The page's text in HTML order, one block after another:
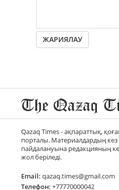
ЖАРИЯЛАУ
Qazaq Times - ақпараттық,
порталы. Материалдардың кез
пайдалануына редакцияның
жол беріледі.
Email: qazaq.times@gmail.com
Телефон: +77770000042